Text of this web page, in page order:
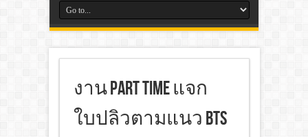
งาน Part Time แจก
ใบปลิวตามแนว BTS